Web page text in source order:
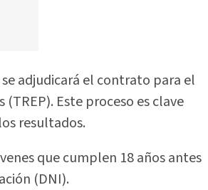
adjudicará el contrato para el
Este proceso es clave
resultados.
que cumplen 18 años antes
(DNI).